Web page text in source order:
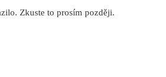
Zkuste to prosím později.